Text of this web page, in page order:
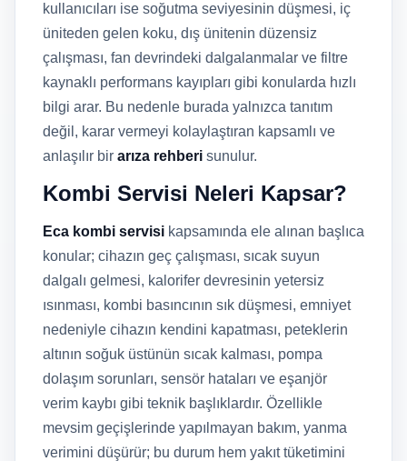
kullanıcıları ise soğutma seviyesinin düşmesi, iç
üniteden gelen koku, dış ünitenin düzensiz
çalışması, fan devrindeki dalgalanmalar ve filtre
kaynaklı performans kayıpları gibi konularda hızlı
bilgi arar. Bu nedenle burada yalnızca tanıtım
değil, karar vermeyi kolaylaştıran kapsamlı ve
anlaşılır bir arıza rehberi sunulur.
Kombi Servisi Neleri Kapsar?
Eca kombi servisi kapsamında ele alınan başlıca
konular; cihazın geç çalışması, sıcak suyun
dalgalı gelmesi, kalorifer devresinin yetersiz
ısınması, kombi basıncının sık düşmesi, emniyet
nedeniyle cihazın kendini kapatması, peteklerin
altının soğuk üstünün sıcak kalması, pompa
dolaşım sorunları, sensör hataları ve eşanjör
verim kaybı gibi teknik başlıklardır. Özellikle
mevsim geçişlerinde yapılmayan bakım, yanma
verimini düşürür; bu durum hem yakıt tüketimini